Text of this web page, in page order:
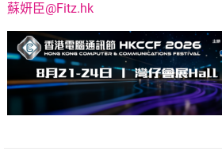
蘇妍臣@Fitz.hk